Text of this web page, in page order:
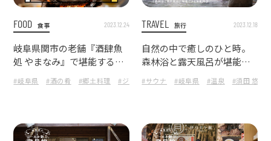
FOOD 食事 2023.12.24
岐阜県関市の老舗『酒肆魚
処 やまなみ』で堪能する郷
#岐阜県 #酒の肴 #郷土料理 #ジビエ #くるみ味噌 #PICK UP #東海
TRAVEL 旅行 2023.12.18
自然の中で癒しのひと時。
森林浴と露天風呂が堪能で
#サウナ #岐阜県 #温泉 #須田 悠